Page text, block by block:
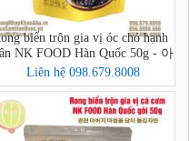
biển trộn gia vị óc chó hạnh
NK FOOD Hàn Quốc 50g - 아
지 마음을 담아 호두아몬드 돌
김자반 볶음
Liên hệ 098.679.8008